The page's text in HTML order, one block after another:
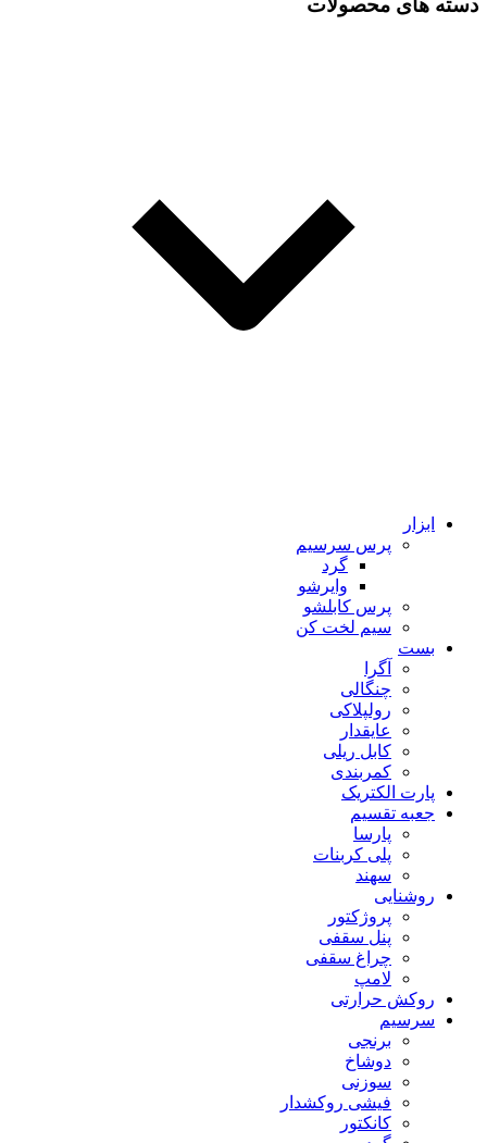
دسته های محصولات
ابزار
پرس سرسیم
گرد
وایرشو
پرس کابلشو
سیم لخت کن
بست
آگرا
چنگالی
رولپلاکی
عایقدار
کابل ریلی
کمربندی
پارت الکتریک
جعبه تقسیم
پارسا
پلی کربنات
سهند
روشنایی
پروژکتور
پنل سقفی
چراغ سقفی
لامپ
روکش حرارتی
سرسیم
برنجی
دوشاخ
سوزنی
فیشی روکشدار
کانکتور